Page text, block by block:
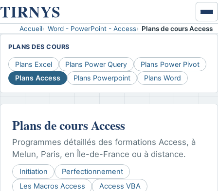
TIRNYS
ou
Accueil
Excel & données
VBA
Développement VBA
Coaching VBA
Word - PowerPoint - Access
Disponibilités
Accueil Word - PowerPoint - Access Plans de cours Access
PLANS DES COURS
Plans Excel Plans Power Query
Plans Power Pivot
Plans Access
Plans Powerpoint Plans Word
Plans de cours Access
Programmes détaillés des formations Access, à
Melun, Paris, en Île-de-France ou à distance.
Initiation
Perfectionnement
Les Macros Access
Access VBA